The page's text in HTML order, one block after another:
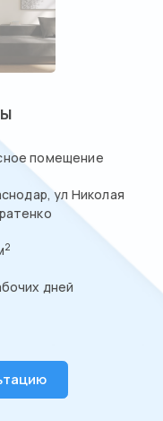
помещение
ул Николая
2
дней